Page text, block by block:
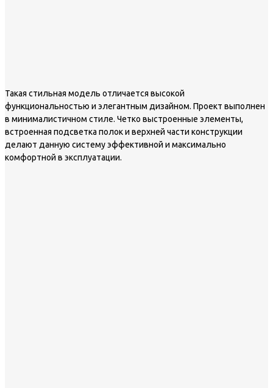
Такая стильная модель отличается высокой
функциональностью и элегантным дизайном. Проект выполнен
в минималистичном стиле. Четко выстроенные элементы,
встроенная подсветка полок и верхней части конструкции
делают данную систему эффективной и максимально
комфортной в эксплуатации.